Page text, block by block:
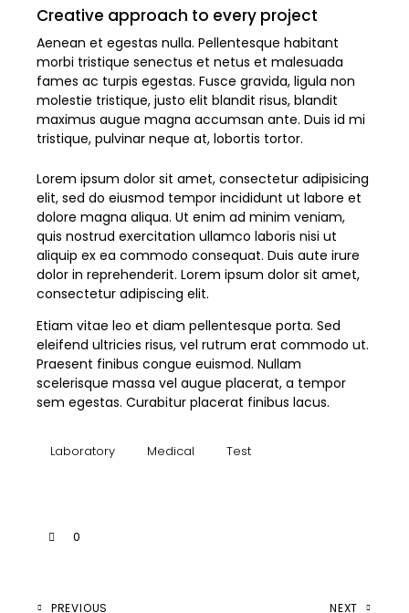
Creative approach to every project
Aenean et egestas nulla. Pellentesque habitant
morbi tristique senectus et netus et malesuada
fames ac turpis egestas. Fusce gravida, ligula non
molestie tristique, justo elit blandit risus, blandit
maximus augue magna accumsan ante. Duis id mi
tristique, pulvinar neque at, lobortis tortor.
Lorem ipsum dolor sit amet, consectetur adipisicing
elit, sed do eiusmod tempor incididunt ut labore et
dolore magna aliqua. Ut enim ad minim veniam,
quis nostrud exercitation ullamco laboris nisi ut
aliquip ex ea commodo consequat. Duis aute irure
dolor in reprehenderit. Lorem ipsum dolor sit amet,
consectetur adipiscing elit.
Etiam vitae leo et diam pellentesque porta. Sed
eleifend ultricies risus, vel rutrum erat commodo ut.
Praesent finibus congue euismod. Nullam
scelerisque massa vel augue placerat, a tempor
sem egestas. Curabitur placerat finibus lacus.
Laboratory Medical Test
0
PREVIOUS NEXT